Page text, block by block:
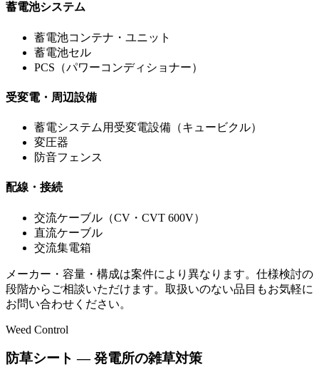
蓄電池システム
蓄電池コンテナ・ユニット
蓄電池セル
PCS（パワーコンディショナー）
受変電・周辺設備
蓄電システム用受変電設備（キュービクル）
変圧器
防音フェンス
配線・接続
交流ケーブル（CV・CVT 600V）
直流ケーブル
交流集電箱
メーカー・容量・構成は案件により異なります。仕様検討の
段階からご相談いただけます。取扱いのない品目もお気軽に
お問い合わせください。
Weed Control
防草シート — 発電所の雑草対策